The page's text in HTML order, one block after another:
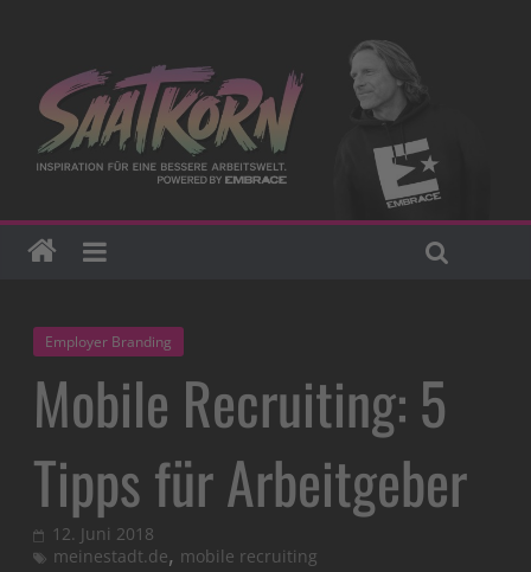
Employer Branding
Mobile Recruiting: 5
Tipps für Arbeitgeber
12. Juni 2018
meinestadt.de, mobile recruiting